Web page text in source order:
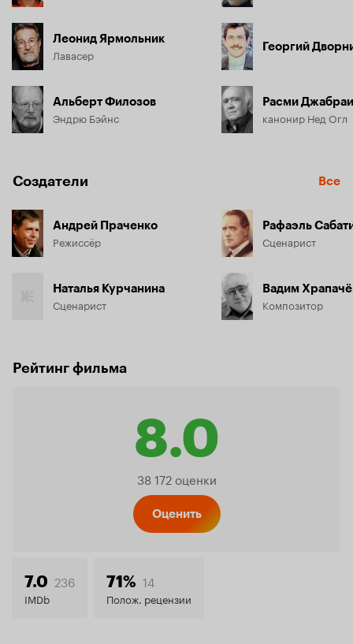
Леонид Ярмольник
Лавасер
Альберт Филозов
Эндрю Бэйнс
Георгий
Расми
канонир Нед Огл
Создатели Все
Андрей Праченко
Режиссёр
Наталья Курчанина
Сценарист
Рафаэль
Сценарист
Вадим
Композитор
Рейтинг фильма
8.0
Рейтинг
8.0
38 172 оценки
Оценить
7.0 236
IMDb
71% 14
Полож. рецензии